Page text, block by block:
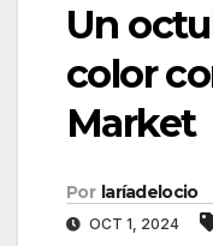
Un
color
Market
Por laríadelocio
OCT 1, 2024